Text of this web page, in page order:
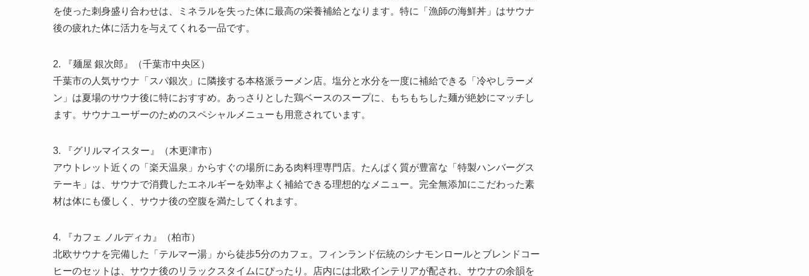
を使った刺身盛り合わせは、ミネラルを失った体に最高の栄養補給となります。特に「漁師の海鮮丼」はサウナ
後の疲れた体に活力を与えてくれる一品です。
2. 『麺屋 銀次郎』（千葉市中央区）
千葉市の人気サウナ「スパ銀次」に隣接する本格派ラーメン店。塩分と水分を一度に補給できる「冷やしラーメ
ン」は夏場のサウナ後に特におすすめ。あっさりとした鶏ベースのスープに、もちもちした麺が絶妙にマッチし
ます。サウナユーザーのためのスペシャルメニューも用意されています。
3. 『グリルマイスター』（木更津市）
アウトレット近くの「楽天温泉」からすぐの場所にある肉料理専門店。たんぱく質が豊富な「特製ハンバーグス
テーキ」は、サウナで消費したエネルギーを効率よく補給できる理想的なメニュー。完全無添加にこだわった素
材は体にも優しく、サウナ後の空腹を満たしてくれます。
4. 『カフェ ノルディカ』（柏市）
北欧サウナを完備した「テルマー湯」から徒歩5分のカフェ。フィンランド伝統のシナモンロールとブレンドコー
ヒーのセットは、サウナ後のリラックスタイムにぴったり。店内には北欧インテリアが配され、サウナの余韻を